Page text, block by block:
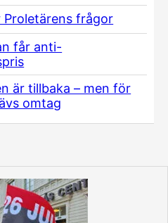
Proletärens frågor
får anti-
är tillbaka – men för
omtag